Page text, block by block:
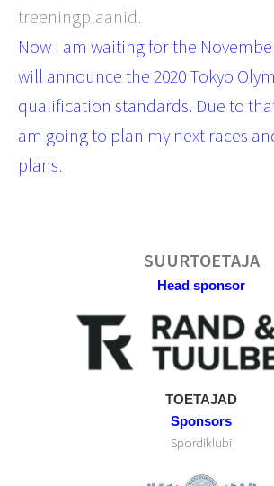
treeningplaanid.
Now I am waiting for the
will announce the 2020 Tokyo
qualification standards. Due to
am going to plan my next races
plans.
SUURTOETAJA
Head sponsor
TOETAJAD
Sponsors
Spordiklubi